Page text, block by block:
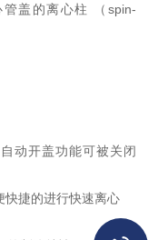
盖的离心柱 （spin-
动开盖功能可被关闭
快捷的进行快速离心